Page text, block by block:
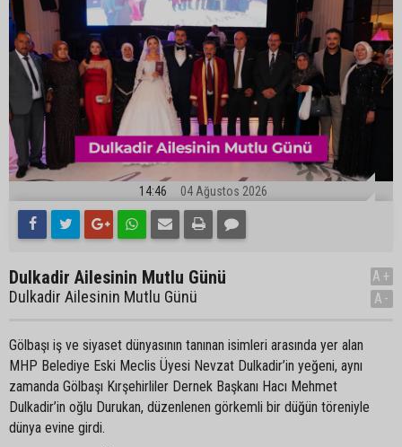
14:46 04 Ağustos 2026
Dulkadir Ailesinin Mutlu Günü
Dulkadir Ailesinin Mutlu Günü
A+
A-
Gölbaşı iş ve siyaset dünyasının tanınan isimleri arasında yer alan
MHP Belediye Eski Meclis Üyesi Nevzat Dulkadir’in yeğeni, aynı
zamanda Gölbaşı Kırşehirliler Dernek Başkanı Hacı Mehmet
Dulkadir’in oğlu Durukan, düzenlenen görkemli bir düğün töreniyle
dünya evine girdi.